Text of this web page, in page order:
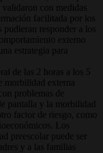
con medidas
facilitada por los
pudieran responder a los
externo
estrategia para
de las 2 horas a los 5
morbilidad externa
problemas de
pantalla y la morbilidad
factor de riesgo, como
Los
preescolar puede ser
y a las familias